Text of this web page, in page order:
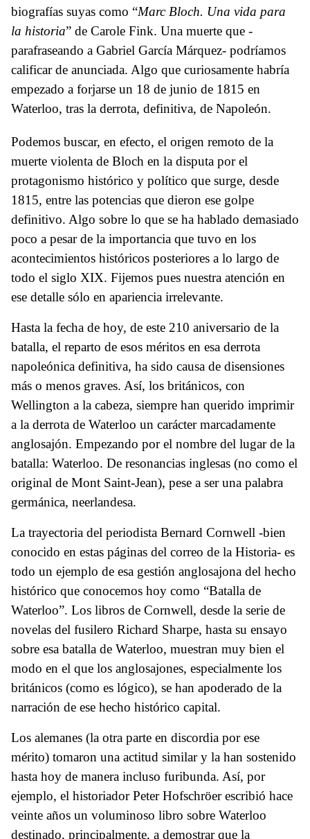
biografías suyas como “Marc Bloch. Una vida para
la historia” de Carole Fink. Una muerte que -
parafraseando a Gabriel García Márquez- podríamos
calificar de anunciada. Algo que curiosamente habría
empezado a forjarse un 18 de junio de 1815 en
Waterloo, tras la derrota, definitiva, de Napoleón.
Podemos buscar, en efecto, el origen remoto de la
muerte violenta de Bloch en la disputa por el
protagonismo histórico y político que surge, desde
1815, entre las potencias que dieron ese golpe
definitivo. Algo sobre lo que se ha hablado demasiado
poco a pesar de la importancia que tuvo en los
acontecimientos históricos posteriores a lo largo de
todo el siglo XIX. Fijemos pues nuestra atención en
ese detalle sólo en apariencia irrelevante.
Hasta la fecha de hoy, de este 210 aniversario de la
batalla, el reparto de esos méritos en esa derrota
napoleónica definitiva, ha sido causa de disensiones
más o menos graves. Así, los británicos, con
Wellington a la cabeza, siempre han querido imprimir
a la derrota de Waterloo un carácter marcadamente
anglosajón. Empezando por el nombre del lugar de la
batalla: Waterloo. De resonancias inglesas (no como el
original de Mont Saint-Jean), pese a ser una palabra
germánica, neerlandesa.
La trayectoria del periodista Bernard Cornwell -bien
conocido en estas páginas del correo de la Historia- es
todo un ejemplo de esa gestión anglosajona del hecho
histórico que conocemos hoy como “Batalla de
Waterloo”. Los libros de Cornwell, desde la serie de
novelas del fusilero Richard Sharpe, hasta su ensayo
sobre esa batalla de Waterloo, muestran muy bien el
modo en el que los anglosajones, especialmente los
británicos (como es lógico), se han apoderado de la
narración de ese hecho histórico capital.
Los alemanes (la otra parte en discordia por ese
mérito) tomaron una actitud similar y la han sostenido
hasta hoy de manera incluso furibunda. Así, por
ejemplo, el historiador Peter Hofschröer escribió hace
veinte años un voluminoso libro sobre Waterloo
destinado, principalmente, a demostrar que la